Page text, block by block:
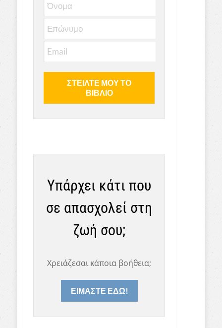
Υπάρχει κάτι που
σε απασχολεί στη
ζωή σου;
Χρειάζεσαι κάποια βοήθεια;
ΕΙΜΑΣΤΕ ΕΔΩ!